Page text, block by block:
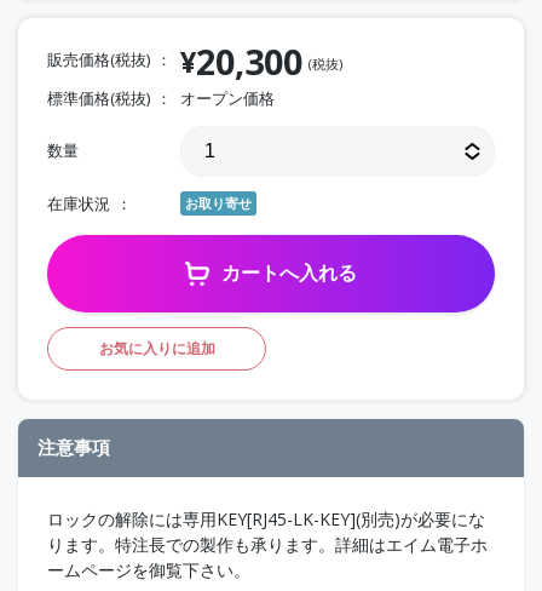
販売価格(税抜) ¥20,300 (税抜)
標準価格(税抜) オープン価格
数量
在庫状況 お取り寄せ
カートへ入れる
お気に入りに追加
注意事項
ロックの解除には専用KEY[RJ45-LK-KEY](別売)が必要にな
ります。特注長での製作も承ります。詳細はエイム電子ホ
ームページを御覧下さい。